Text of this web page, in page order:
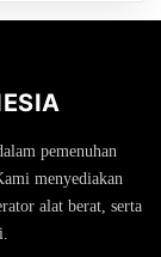
pemenuhan
menyediakan
alat berat, serta